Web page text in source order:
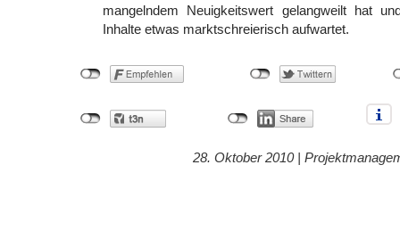
mangelndem Neuigkeitswert gelangweilt hat
Inhalte etwas marktschreierisch aufwartet.
28. Oktober 2010 |